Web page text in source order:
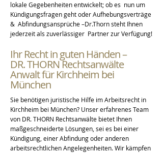
lokale Gegebenheiten entwickelt; ob es nun um
Kündigungsfragen geht oder Aufhebungsverträge
& Abfindungsansprüche –Dr.Thorn steht Ihnen
jederzeit als zuverlässiger Partner zur Verfügung!
Ihr Recht in guten Händen –
DR. THORN Rechtsanwälte
Anwalt für Kirchheim bei
München
Sie benötigen juristische Hilfe im Arbeitsrecht in
Kirchheim bei München? Unser erfahrenes Team
von DR. THORN Rechtsanwälte bietet Ihnen
maßgeschneiderte Lösungen, sei es bei einer
Kündigung, einer Abfindung oder anderen
arbeitsrechtlichen Angelegenheiten. Wir kämpfen